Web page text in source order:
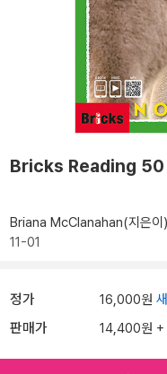
Bricks Reading
Briana McClanahan(지은이)
11-01
정가 16,000원
판매가 14,400원 +